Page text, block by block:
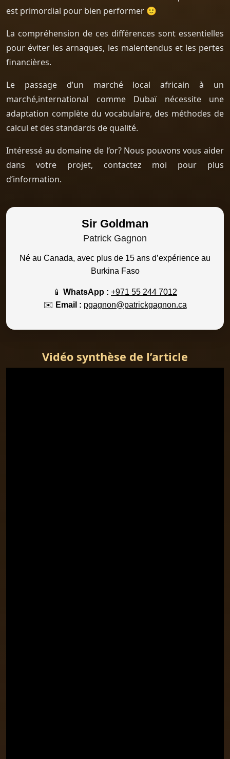
est primordial pour bien performer 🙂
La compréhension de ces différences sont essentielles
pour éviter les arnaques, les malentendus et les pertes
financières.
Le passage d’un marché local africain à un
marché,international comme Dubaï nécessite une
adaptation complète du vocabulaire, des méthodes de
calcul et des standards de qualité.
Intéressé au domaine de l’or? Nous pouvons vous aider
dans votre projet, contactez moi pour plus
d’information.
Sir Goldman
Patrick Gagnon
Né au Canada, avec plus de 15 ans d’expérience au
Burkina Faso
📱 WhatsApp : +971 55 244 7012
✉️ Email : pgagnon@patrickgagnon.ca
Vidéo synthèse de l’article